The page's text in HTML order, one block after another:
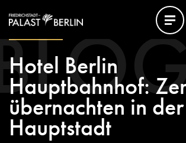
Hotel Berlin
Hauptbahnhof:
übernachten in der
Hauptstadt